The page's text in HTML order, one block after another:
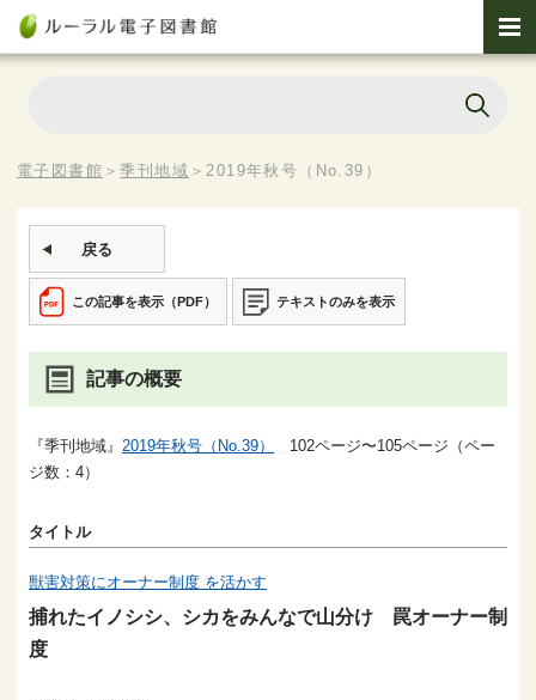
電子図書館 ＞季刊地域 ＞2019年秋号（No.39）
戻る
この記事を表示（PDF） テキストのみを表示
記事の概要
『季刊地域』 2019年秋号（No.39）
102ページ〜105ページ（ペー
ジ数：4）
タイトル
獣害対策にオーナー制度 を活かす
捕れたイノシシ、シカをみんなで山分け 罠オーナー制
度